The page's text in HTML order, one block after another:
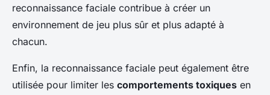
reconnaissance faciale contribue à créer un
environnement de jeu plus sûr et plus adapté à
chacun.
Enfin, la reconnaissance faciale peut également être
utilisée pour limiter les comportements toxiques en